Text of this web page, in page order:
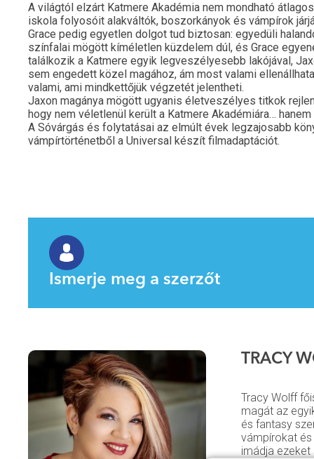
A világtól elzárt Katmere Akadémia nem mondható
iskola folyosóit alakváltók, boszorkányok és vámpírok
Grace pedig egyetlen dolgot tud biztosan: egyedüli
színfalai mögött kíméletlen küzdelem dúl, és Grace
találkozik a Katmere egyik legveszélyesebb lakójával,
sem engedett közel magához, ám most valami
valami, ami mindkettőjük végzetét jelentheti.
Jaxon magánya mögött ugyanis életveszélyes titkok
hogy nem véletlenül került a Katmere Akadémiára…
A Sóvárgás és folytatásai az elmúlt évek legzajosabb
vámpírtörténetből a Universal készít filmadaptációt.
Ismerje meg a szerzőt
TRACY
Tracy Wolff
magát az
és fantasy
vámpírokat
imádja ezeket